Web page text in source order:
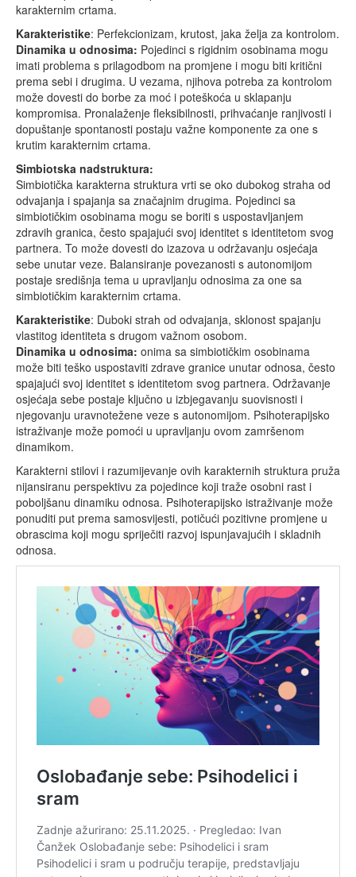
karakternim crtama.
Karakteristike: Perfekcionizam, krutost, jaka želja za kontrolom.
Dinamika u odnosima: Pojedinci s rigidnim osobinama mogu
imati problema s prilagodbom na promjene i mogu biti kritični
prema sebi i drugima. U vezama, njihova potreba za kontrolom
može dovesti do borbe za moć i poteškoća u sklapanju
kompromisa. Pronalaženje fleksibilnosti, prihvaćanje ranjivosti i
dopuštanje spontanosti postaju važne komponente za one s
krutim karakternim crtama.
Simbiotska nadstruktura:
Simbiotička karakterna struktura vrti se oko dubokog straha od
odvajanja i spajanja sa značajnim drugima. Pojedinci sa
simbiotičkim osobinama mogu se boriti s uspostavljanjem
zdravih granica, često spajajući svoj identitet s identitetom svog
partnera. To može dovesti do izazova u održavanju osjećaja
sebe unutar veze. Balansiranje povezanosti s autonomijom
postaje središnja tema u upravljanju odnosima za one sa
simbiotičkim karakternim crtama.
Karakteristike: Duboki strah od odvajanja, sklonost spajanju
vlastitog identiteta s drugom važnom osobom.
Dinamika u odnosima: onima sa simbiotičkim osobinama
može biti teško uspostaviti zdrave granice unutar odnosa, često
spajajući svoj identitet s identitetom svog partnera. Održavanje
osjećaja sebe postaje ključno u izbjegavanju suovisnosti i
njegovanju uravnotežene veze s autonomijom. Psihoterapijsko
istraživanje može pomoći u upravljanju ovom zamršenom
dinamikom.
Karakterni stilovi i razumijevanje ovih karakternih struktura pruža
nijansiranu perspektivu za pojedince koji traže osobni rast i
poboljšanu dinamiku odnosa. Psihoterapijsko istraživanje može
ponuditi put prema samosvijesti, potičući pozitivne promjene u
obrascima koji mogu spriječiti razvoj ispunjavajućih i skladnih
odnosa.